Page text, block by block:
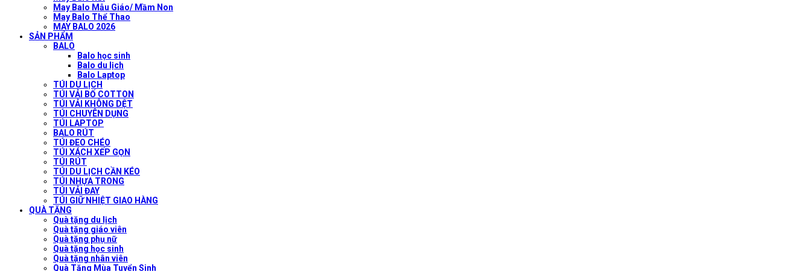
May Balo Mẫu Giáo/ Mầm Non
May Balo Thể Thao
MAY BALO 2026
SẢN PHẨM
BALO
Balo học sinh
Balo du lịch
Balo Laptop
TÚI DU LỊCH
TÚI VẢI BỐ COTTON
TÚI VẢI KHÔNG DỆT
TÚI CHUYÊN DỤNG
TÚI LAPTOP
BALO RÚT
TÚI ĐEO CHÉO
TÚI XÁCH XẾP GỌN
TÚI RÚT
TÚI DU LỊCH CẦN KÉO
TÚI NHỰA TRONG
TÚI VẢI ĐAY
TÚI GIỮ NHIỆT GIAO HÀNG
QUÀ TẶNG
Quà tặng du lịch
Quà tặng giáo viên
Quà tặng phụ nữ
Quà tặng học sinh
Quà tặng nhân viên
Quà Tặng Mùa Tuyển Sinh